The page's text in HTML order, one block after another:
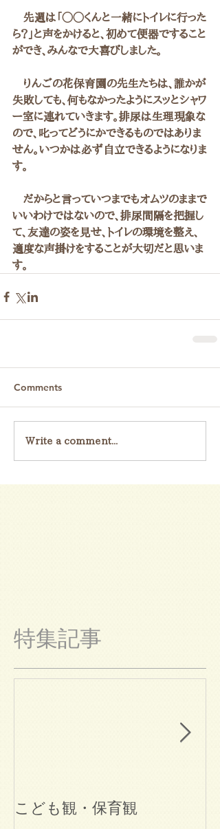
先週は「◯◯くんと一緒にトイレに行った
ら？」と声をかけると、初めて便器ですること
ができ、みんなで大喜びしました。
りんごの花保育園の先生たちは、誰かが
失敗しても、何もなかったようにスッとシャワ
ー室に連れていきます。排尿は生理現象な
ので、叱ってどうにかできるものではありま
せん。いつかは必ず自立できるようになりま
す。
だからと言っていつまでもオムツのままで
いいわけではないので、排尿間隔を把握し
て、友達の姿を見せ、トイレの環境を整え、
適度な声掛けをすることが大切だと思いま
す。
Comments
Write a comment...
特集記事
こども観・保育観